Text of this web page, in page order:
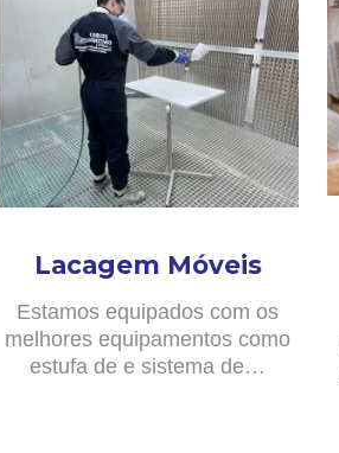
Lacagem Móveis
Estamos equipados com os
melhores equipamentos como
estufa de e sistema de…